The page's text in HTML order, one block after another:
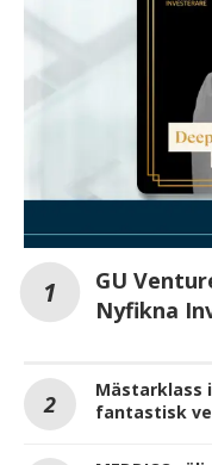
GU
Nyfikna
Mästarklass
fantastisk